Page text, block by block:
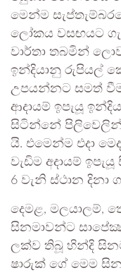
මෙන්ම
ලෝකය වසඟයට
වාර්තා තබමින්
ඉන්දියානු රුපියල්
උපයන්නට සමත්
ආදායම් ඉපැයූ
සිටින්නේ පිලිවෙලින්
යි. එමෙන්ම එදා
වැඩිම අදායම්
6 වැනි ස්ථාන දිනා
දෙමළ, මලයාලම්,
සිනමාවන්ට
ලක්ව තිබූ හින්දි
ෂාරුක් ගේ මෙම